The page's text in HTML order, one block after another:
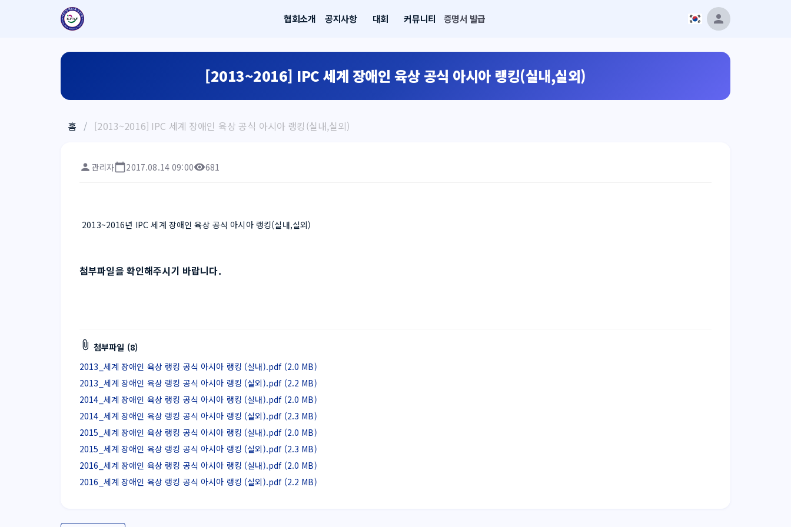
협회소개 공지사항 대회 커뮤니티 증명서 발급
[2013~2016] IPC 세계 장애인 육상 공식 아시아 랭킹(실내,실외)
홈 / [2013~2016] IPC 세계 장애인 육상 공식 아시아 랭킹(실내,실외)
관리자 2017.08.14 09:00 681
2013~2016년 IPC 세계 장애인 육상 공식 아시아 랭킹(실내,실외)
첨부파일을 확인해주시기 바랍니다.
첨부파일 (8)
2013_세계 장애인 육상 랭킹 공식 아시아 랭킹 (실내).pdf (2.0 MB)
2013_세계 장애인 육상 랭킹 공식 아시아 랭킹 (실외).pdf (2.2 MB)
2014_세계 장애인 육상 랭킹 공식 아시아 랭킹 (실내).pdf (2.0 MB)
2014_세계 장애인 육상 랭킹 공식 아시아 랭킹 (실외).pdf (2.3 MB)
2015_세계 장애인 육상 랭킹 공식 아시아 랭킹 (실내).pdf (2.0 MB)
2015_세계 장애인 육상 랭킹 공식 아시아 랭킹 (실외).pdf (2.3 MB)
2016_세계 장애인 육상 랭킹 공식 아시아 랭킹 (실내).pdf (2.0 MB)
2016_세계 장애인 육상 랭킹 공식 아시아 랭킹 (실외).pdf (2.2 MB)